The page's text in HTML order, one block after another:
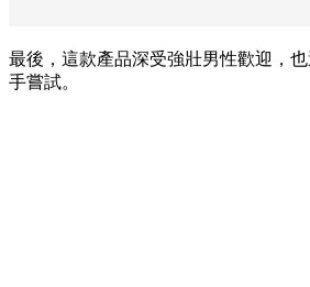
最後，這款產品深受強壯男性歡迎，
手嘗試。